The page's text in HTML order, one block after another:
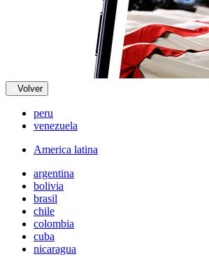
Volver
peru
venezuela
America latina
argentina
bolivia
brasil
chile
colombia
cuba
nicaragua